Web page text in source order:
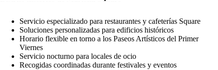
Servicio especializado para restaurantes y cafeterías Square
Soluciones personalizadas para edificios históricos
Horario flexible en torno a los Paseos Artísticos del Primer
Viernes
Servicio nocturno para locales de ocio
Recogidas coordinadas durante festivales y eventos